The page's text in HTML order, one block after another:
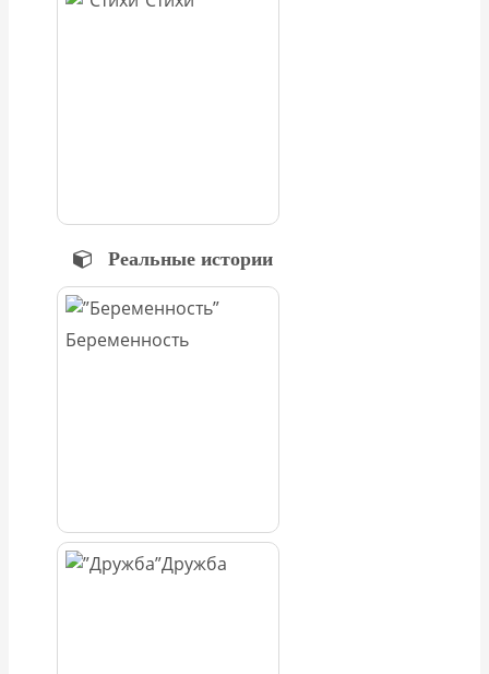
Реальные истории
Беременность
Дружба